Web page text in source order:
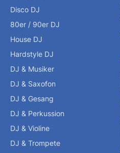
Disco DJ
80er / 90er DJ
House DJ
Hardstyle DJ
DJ & Musiker
DJ & Saxofon
DJ & Gesang
DJ & Perkussion
DJ & Violine
DJ & Trompete